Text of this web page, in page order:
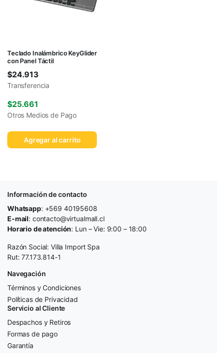
Teclado Inalámbrico KeyGlider
con Panel Táctil
$24.913
Transferencia
$25.661
Otros Medios de Pago
Agregar al carrito
Información de contacto
Whatsapp: +569 40195608
E-mail: contacto@virtualmall.cl
Horario de atención: Lun – Vie: 9:00 – 18:00
Razón Social: Villa Import Spa
Rut: 77.173.814-1
Navegación
Términos y Condiciones
Políticas de Privacidad
Servicio al Cliente
Despachos y Retiros
Formas de pago
Garantía